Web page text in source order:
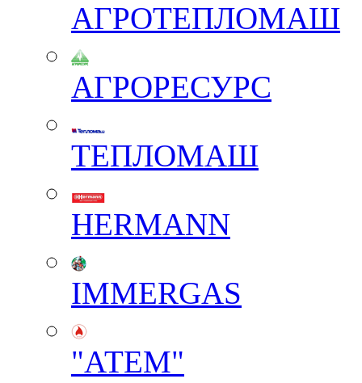
АГРОТЕПЛОМАШ
АГРОРЕСУРС
ТЕПЛОМАШ
HERMANN
IMMERGAS
"АТЕМ"